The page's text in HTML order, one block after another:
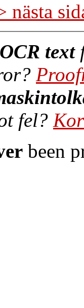
nästa
text
fel?
been